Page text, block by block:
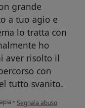
grande
a tuo agio e
lo tratta con
ho
aver risolto il
con
tutto svanito.
• secondo l'opinione
Segnala abuso